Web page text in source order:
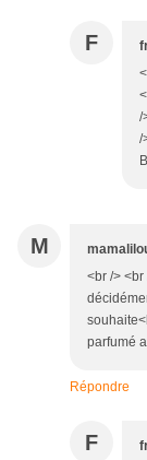
F
/
/
M
<br />
parfumé
Répondre
F